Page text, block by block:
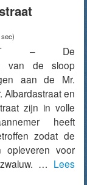
– De
van de sloop
aan de Mr.
Albardastraat en
zijn in volle
heeft
zodat de
opleveren voor
… Lees